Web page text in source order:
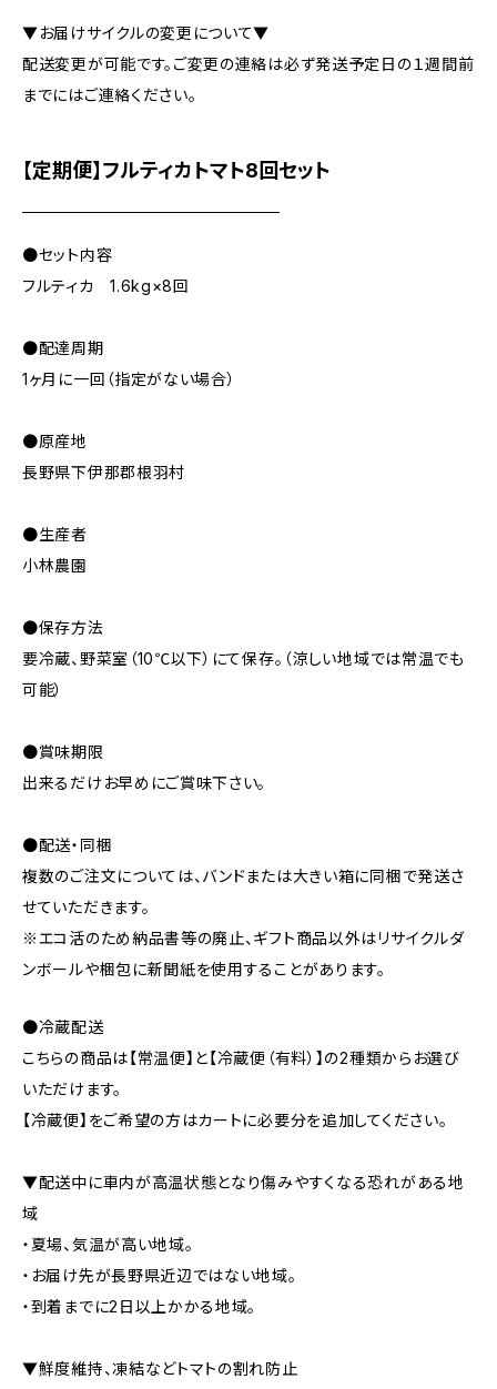
▼お届けサイクルの変更について▼
配送変更が可能です。ご変更の連絡は必ず発送予定日の１週間前
までにはご連絡ください。
【定期便】フルティカトマト8回セット
●セット内容
フルティカ 1.6kg×8回
●配達周期
1ヶ月に一回（指定がない場合）
●原産地
長野県下伊那郡根羽村
●生産者
小林農園
●保存方法
要冷蔵、野菜室（10℃以下）にて保存。（涼しい地域では常温でも
可能）
●賞味期限
出来るだけお早めにご賞味下さい。
●配送・同梱
複数のご注文については、バンドまたは大きい箱に同梱で発送さ
せていただきます。
※エコ活のため納品書等の廃止、ギフト商品以外はリサイクルダ
ンボールや梱包に新聞紙を使用することがあります。
●冷蔵配送
こちらの商品は【常温便】と【冷蔵便（有料）】の2種類からお選び
いただけます。
【冷蔵便】をご希望の方はカートに必要分を追加してください。
▼配送中に車内が高温状態となり傷みやすくなる恐れがある地
域
・夏場、気温が高い地域。
・お届け先が長野県近辺ではない地域。
・到着までに2日以上かかる地域。
▼鮮度維持、凍結などトマトの割れ防止